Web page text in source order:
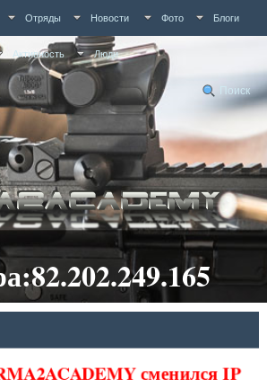
Отряды Новости Фото Блоги
Активность Люди
Поиск
сменился IP